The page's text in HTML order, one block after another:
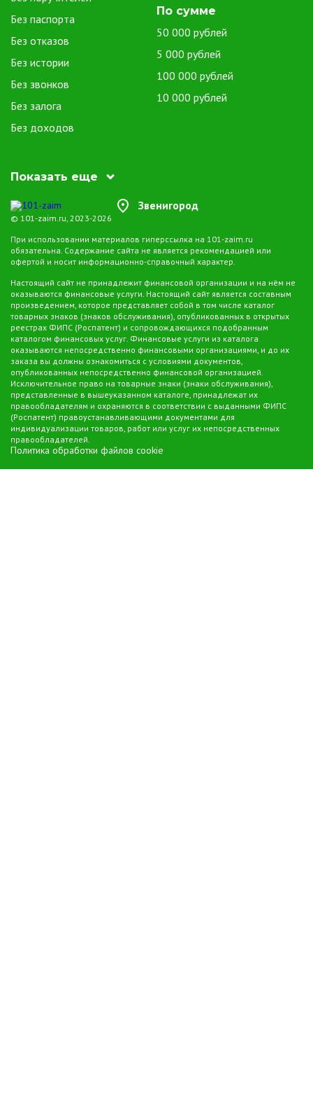
Гибкие условия возврата. Многие организации предоставляют
гибкие условия возврата, предоставляя заемщикам возможность
выбирать удобные сроки и способы погашения долга.
Микрозаймы на Qiwi предоставляют удобное и оперативное
решение краткосрочных финансовых трудностей. Этот вид
микрозаймов обеспечивает быстрый доступ к средствам, гибкость
использования и безопасность электронных транзакций, что делает
внимательно изучить условия займа для принятия обоснованного и
выгодного решения.
Без паспорта
Без отказов
Без истории
Без звонков
Без залога
Без доходов
По сумме
50 000 рублей
5 000 рублей
100 000 рублей
10 000 рублей
Показать еще
Звенигород
© 101-zaim.ru, 2023-2026
При использовании материалов гиперссылка на 101-zaim.ru
обязательна. Содержание сайта не является рекомендацией или
офертой и носит информационно-справочный характер.
Настоящий сайт не принадлежит финансовой организации и на нём не
оказываются финансовые услуги. Настоящий сайт является составным
произведением, которое представляет собой в том числе каталог
товарных знаков (знаков обслуживания), опубликованных в открытых
реестрах ФИПС (Роспатент) и сопровождающихся подобранным
каталогом финансовых услуг. Финансовые услуги из каталога
оказываются непосредственно финансовыми организациями, и до их
заказа вы должны ознакомиться с условиями документов,
опубликованных непосредственно финансовой организацией.
Исключительное право на товарные знаки (знаки обслуживания),
представленные в вышеуказанном каталоге, принадлежат их
правообладателям и охраняются в соответствии с выданными ФИПС
(Роспатент) правоустанавливающими документами для
индивидуализации товаров, работ или услуг их непосредственных
правообладателей.
Политика обработки файлов cookie